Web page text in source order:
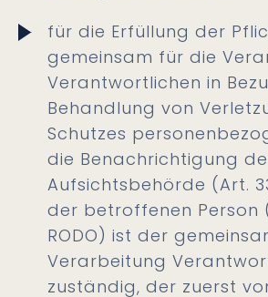
für die Erfüllung der
gemeinsam für die
Verantwortlichen in
Behandlung von
Schutzes
die Benachrichtigung
Aufsichtsbehörde (Art.
der betroffenen Person
RODO) ist der
Verarbeitung
zuständig, der zuerst